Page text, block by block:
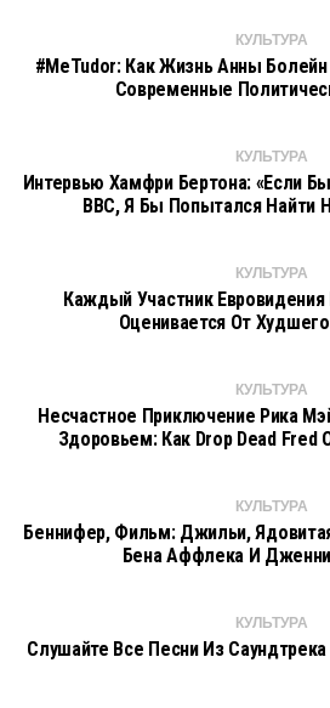
КУЛЬТУРА
#MeTudor: Как Жизнь Анны
Современные
КУЛЬТУРА
Интервью Хамфри Бертона: «Если
BBC, Я Бы Попытался Найти
КУЛЬТУРА
Каждый Участник
Оценивается От
КУЛЬТУРА
Несчастное Приключение Рика
Здоровьем: Как Drop Dead Fred
КУЛЬТУРА
Беннифер, Фильм: Джильи,
Бена Аффлека И
КУЛЬТУРА
Слушайте Все Песни Из